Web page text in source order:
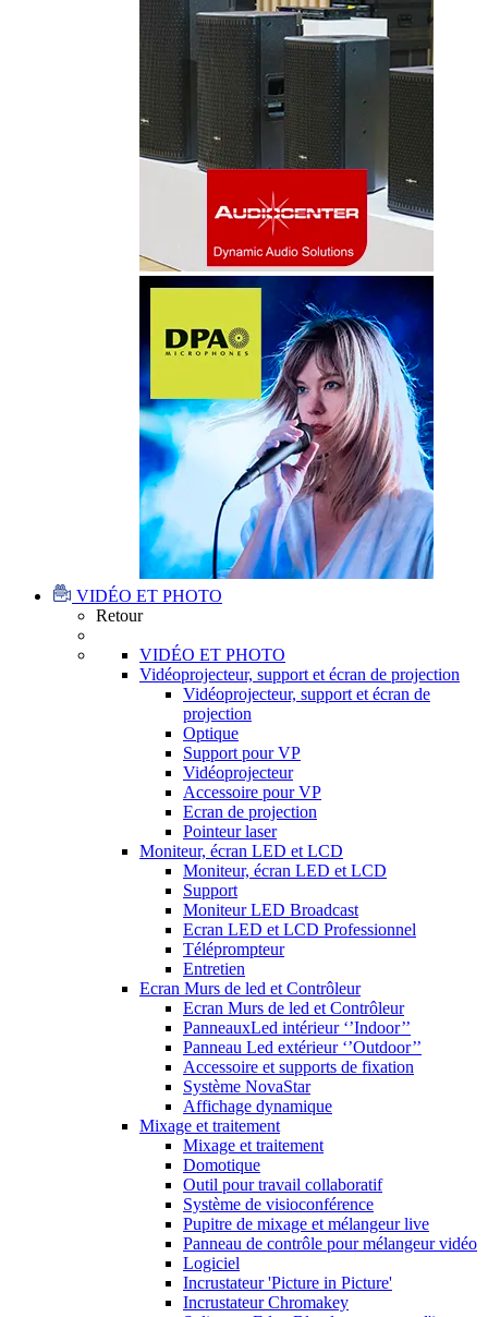
VIDÉO ET PHOTO
Retour
VIDÉO ET PHOTO
Vidéoprojecteur, support et écran de projection
Vidéoprojecteur, support et écran de
projection
Optique
Support pour VP
Vidéoprojecteur
Accessoire pour VP
Ecran de projection
Pointeur laser
Moniteur, écran LED et LCD
Moniteur, écran LED et LCD
Support
Moniteur LED Broadcast
Ecran LED et LCD Professionnel
Téléprompteur
Entretien
Ecran Murs de led et Contrôleur
Ecran Murs de led et Contrôleur
PanneauxLed intérieur ‘’Indoor’’
Panneau Led extérieur ‘’Outdoor’’
Accessoire et supports de fixation
Système NovaStar
Affichage dynamique
Mixage et traitement
Mixage et traitement
Domotique
Outil pour travail collaboratif
Système de visioconférence
Pupitre de mixage et mélangeur live
Panneau de contrôle pour mélangeur vidéo
Logiciel
Incrustateur 'Picture in Picture'
Incrustateur Chromakey